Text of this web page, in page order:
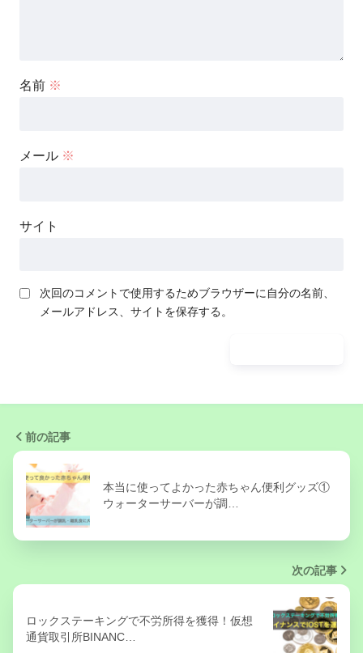
名前 ※
メール ※
サイト
次回のコメントで使用するためブラウザーに自分の名前、
メールアドレス、サイトを保存する。
前の記事
本当に使ってよかった赤ちゃん便利グッズ①
ウォーターサーバーが調…
次の記事
ロックステーキングで不労所得を獲得！仮想
通貨取引所BINANC…